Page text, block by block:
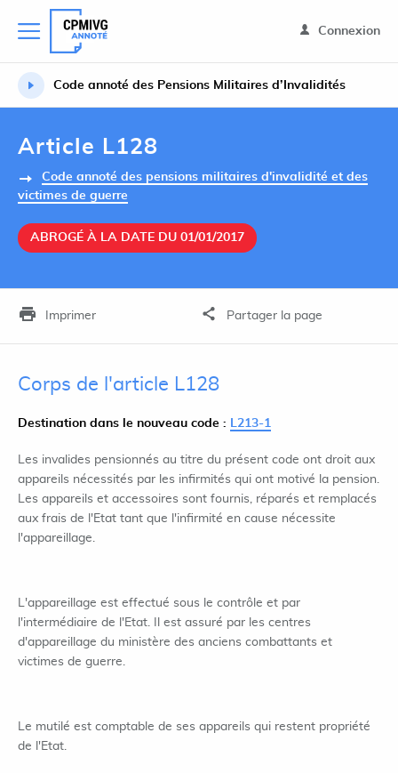
Connexion
Code annoté des Pensions Militaires d’Invalidités
Article L128
Code annoté des pensions militaires d'invalidité et des
victimes de guerre
ABROGÉ À LA DATE DU 01/01/2017
Imprimer Partager la page
Corps de l'article L128
Destination dans le nouveau code : L213-1
Les invalides pensionnés au titre du présent code ont droit aux
appareils nécessités par les infirmités qui ont motivé la pension.
Les appareils et accessoires sont fournis, réparés et remplacés
aux frais de l'Etat tant que l'infirmité en cause nécessite
l'appareillage.
L'appareillage est effectué sous le contrôle et par
l'intermédiaire de l'Etat. Il est assuré par les centres
d'appareillage du ministère des anciens combattants et
victimes de guerre.
Le mutilé est comptable de ses appareils qui restent propriété
de l'Etat.